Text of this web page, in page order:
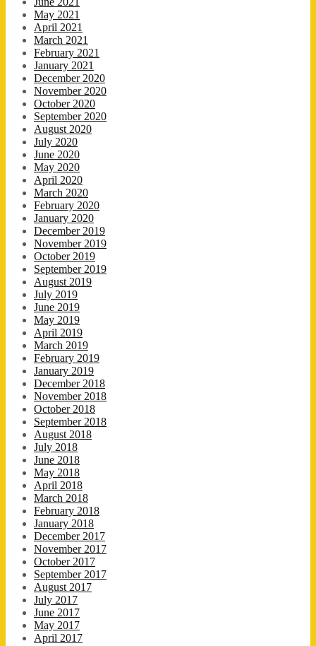
May 2021
April 2021
March 2021
February 2021
January 2021
December 2020
November 2020
October 2020
September 2020
August 2020
July 2020
June 2020
May 2020
April 2020
March 2020
February 2020
January 2020
December 2019
November 2019
October 2019
September 2019
August 2019
July 2019
June 2019
May 2019
April 2019
March 2019
February 2019
January 2019
December 2018
November 2018
October 2018
September 2018
August 2018
July 2018
June 2018
May 2018
April 2018
March 2018
February 2018
January 2018
December 2017
November 2017
October 2017
September 2017
August 2017
July 2017
June 2017
May 2017
April 2017